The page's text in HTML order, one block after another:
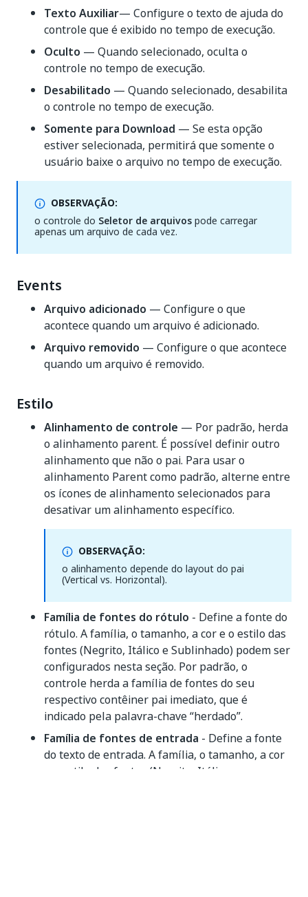
Texto Auxiliar— Configure o texto de ajuda do
controle que é exibido no tempo de execução.
Oculto — Quando selecionado, oculta o
controle no tempo de execução.
Desabilitado — Quando selecionado, desabilita
o controle no tempo de execução.
Somente para Download — Se esta opção
estiver selecionada, permitirá que somente o
usuário baixe o arquivo no tempo de execução.
OBSERVAÇÃO:
o controle do Seletor de arquivospode carregar
apenas um arquivo de cada vez.
Events
Arquivo adicionado — Configure o que
acontece quando um arquivo é adicionado.
Arquivo removido — Configure o que acontece
quando um arquivo é removido.
Estilo
Alinhamento de controle — Por padrão, herda
o alinhamento parent. É possível definir outro
alinhamento que não o pai. Para usar o
alinhamento Parent como padrão, alterne entre
os ícones de alinhamento selecionados para
desativar um alinhamento específico.
OBSERVAÇÃO:
o alinhamento depende do layout do pai
(Vertical vs. Horizontal).
Família de fontes do rótulo - Define a fonte do
rótulo. A família, o tamanho, a cor e o estilo das
fontes (Negrito, Itálico e Sublinhado) podem ser
configurados nesta seção. Por padrão, o
controle herda a família de fontes do seu
respectivo contêiner pai imediato, que é
indicado pela palavra-chave “herdado”.
Família de fontes de entrada - Define a fonte
do texto de entrada. A família, o tamanho, a cor
e o estilo das fontes (Negrito, Itálico e